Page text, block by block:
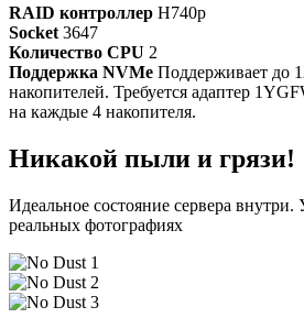
RAID контроллер H740p
Socket 3647
Количество CPU 2
Поддержка NVMe Поддерживает до
накопителей. Требуется адаптер
на каждые 4 накопителя.
Никакой пыли и грязи!
Идеальное состояние сервера внутри.
реальных фотографиях